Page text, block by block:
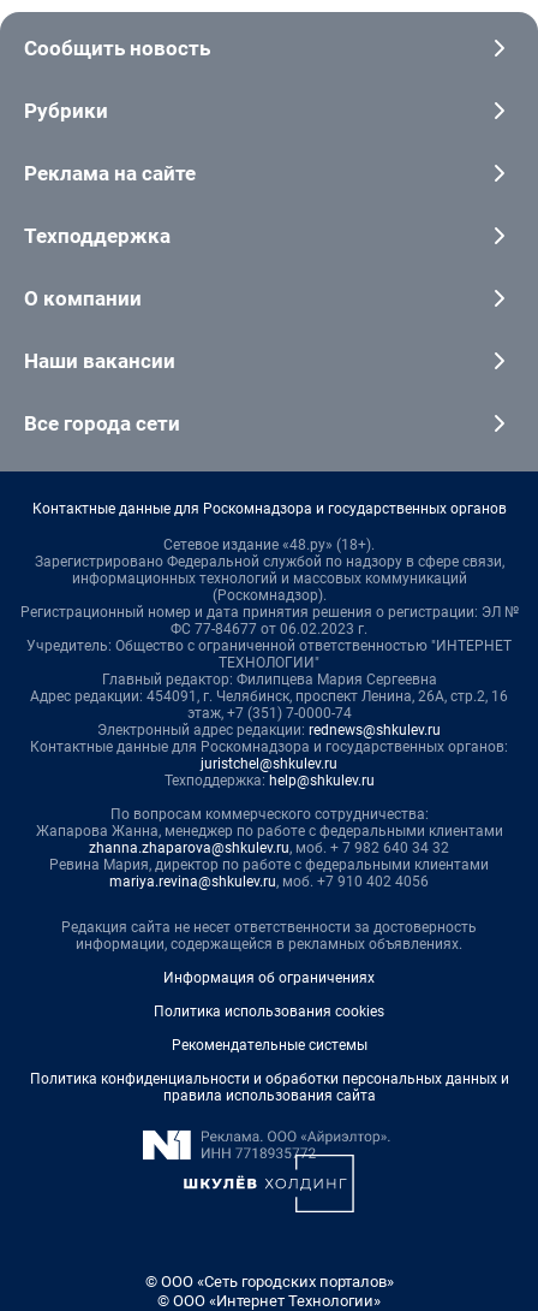
Сообщить новость
Рубрики
Реклама на сайте
Техподдержка
О компании
Наши вакансии
Все города сети
Контактные данные для Роскомнадзора и государственных органов
Сетевое издание «48.ру» (18+).
Зарегистрировано Федеральной службой по надзору в сфере связи,
информационных технологий и массовых коммуникаций
(Роскомнадзор).
Регистрационный номер и дата принятия решения о регистрации: ЭЛ №
ФС 77-84677 от 06.02.2023 г.
Учредитель: Общество с ограниченной ответственностью "ИНТЕРНЕТ
ТЕХНОЛОГИИ"
Главный редактор: Филипцева Мария Сергеевна
Адрес редакции: 454091, г. Челябинск, проспект Ленина, 26А, стр.2, 16
этаж, +7 (351) 7-0000-74
Электронный адрес редакции: rednews@shkulev.ru
Контактные данные для Роскомнадзора и государственных органов:
juristchel@shkulev.ru
Техподдержка: help@shkulev.ru
По вопросам коммерческого сотрудничества:
Жапарова Жанна, менеджер по работе с федеральными клиентами
zhanna.zhaparova@shkulev.ru, моб. + 7 982 640 34 32
Ревина Мария, директор по работе с федеральными клиентами
mariya.revina@shkulev.ru, моб. +7 910 402 4056
Редакция сайта не несет ответственности за достоверность
информации, содержащейся в рекламных объявлениях.
Информация об ограничениях
Политика использования cookies
Рекомендательные системы
Политика конфиденциальности и обработки персональных данных и
правила использования сайта
© ООО «Сеть городских порталов»
© ООО «Интернет Технологии»